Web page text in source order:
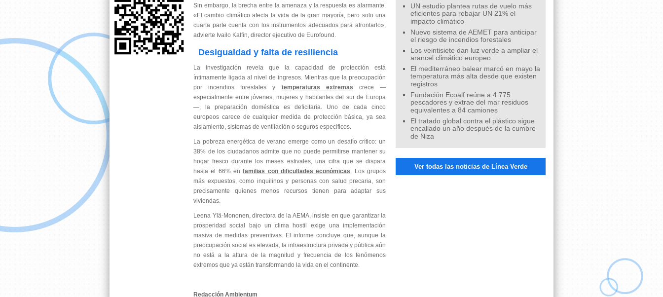
Sin embargo, la brecha entre la amenaza y la respuesta es alarmante.
«El cambio climático afecta la vida de la gran mayoría, pero solo una
cuarta parte cuenta con los instrumentos adecuados para afrontarlo»,
advierte Ivailo Kalfin, director ejecutivo de Eurofound.
Desigualdad y falta de resiliencia
La investigación revela que la capacidad de protección está
íntimamente ligada al nivel de ingresos. Mientras que la preocupación
por incendios forestales y temperaturas extremas crece —
especialmente entre jóvenes, mujeres y habitantes del sur de Europa
—, la preparación doméstica es deficitaria. Uno de cada cinco
europeos carece de cualquier medida de protección básica, ya sea
aislamiento, sistemas de ventilación o seguros específicos.
La pobreza energética de verano emerge como un desafío crítico: un
38% de los ciudadanos admite que no puede permitirse mantener su
hogar fresco durante los meses estivales, una cifra que se dispara
hasta el 66% enfamilias con dificultades económicas. Los grupos
más expuestos, como inquilinos y personas con salud precaria, son
precisamente quienes menos recursos tienen para adaptar sus
viviendas.
Leena Ylä-Mononen, directora de la AEMA, insiste en que garantizar la
prosperidad social bajo un clima hostil exige una implementación
masiva de medidas preventivas. El informe concluye que, aunque la
preocupación social es elevada, la infraestructura privada y pública aún
no está a la altura de la magnitud y frecuencia de los fenómenos
extremos que ya están transformando la vida en el continente.
Redacción Ambientum
UN estudio plantea rutas de vuelo más
eficientes para rebajar UN 21% el
impacto climático
Nuevo sistema de AEMET para anticipar
el riesgo de incendios forestales
Los veintisiete dan luz verde a ampliar el
arancel climático europeo
El mediterráneo balear marcó en mayo la
temperatura más alta desde que existen
registros
Fundación Ecoalf reúne a 4.775
pescadores y extrae del mar residuos
equivalentes a 84 camiones
El tratado global contra el plástico sigue
encallado un año después de la cumbre
de Niza
Ver todas las noticias de Línea Verde